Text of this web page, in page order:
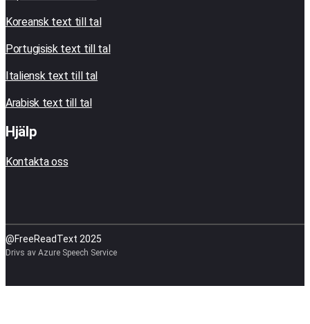
Koreansk text till tal
Portugisisk text till tal
Italiensk text till tal
Arabisk text till tal
Hjälp
Kontakta oss
@FreeReadText 2025
Drivs av Azure Speech Service